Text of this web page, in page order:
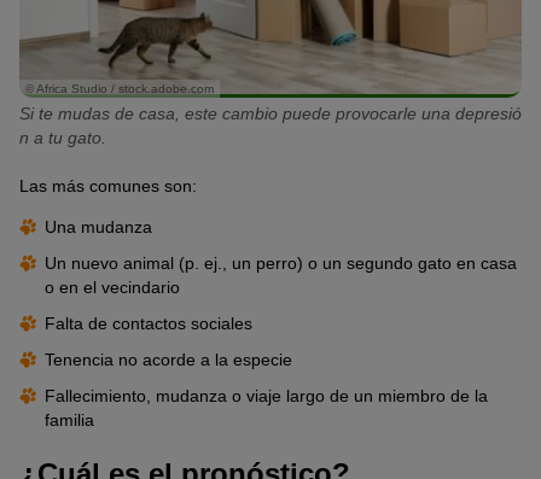
© Africa Studio / stock.adobe.com
Si te mudas de casa, este cambio puede provocarle una depresió
n a tu gato.
Las más comunes son:
Una mudanza
Un nuevo animal (p. ej., un perro) o un segundo gato en casa
o en el vecindario
Falta de contactos sociales
Tenencia no acorde a la especie
Fallecimiento, mudanza o viaje largo de un miembro de la
familia